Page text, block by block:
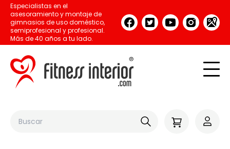
Especialistas en el
asesoramiento y montaje de
gimnasios de uso doméstico,
semiprofesional y profesional.
Más de 40 años a tu lado.